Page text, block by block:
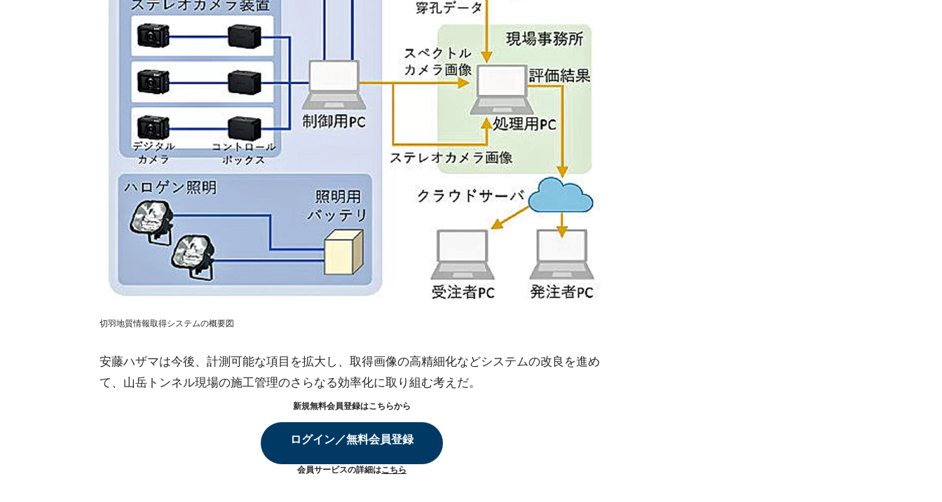
切羽地質情報取得システムの概要図
安藤ハザマは今後、計測可能な項目を拡大し、取得画像の高精細化などシステムの改良を進め
て、山岳トンネル現場の施工管理のさらなる効率化に取り組む考えだ。
新規無料会員登録はこちらから
ログイン／無料会員登録
会員サービスの詳細はこちら